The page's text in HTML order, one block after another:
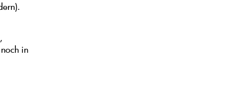
in